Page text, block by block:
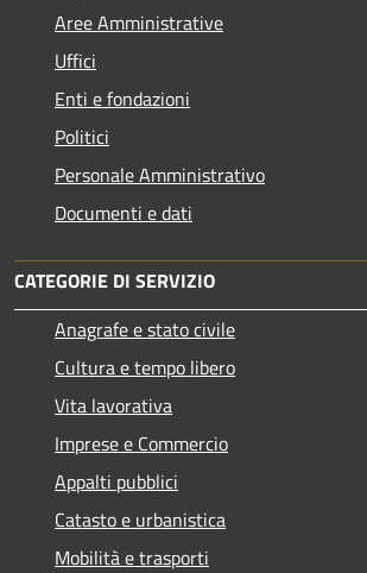
Aree Amministrative
Uffici
Enti e fondazioni
Politici
Personale Amministrativo
Documenti e dati
CATEGORIE DI SERVIZIO
Anagrafe e stato civile
Cultura e tempo libero
Vita lavorativa
Imprese e Commercio
Appalti pubblici
Catasto e urbanistica
Mobilità e trasporti